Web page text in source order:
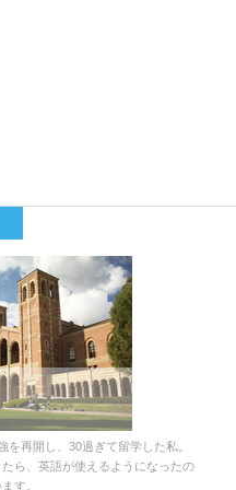
を再開し、30過ぎて留学した私。
たら、英語が使えるようになったの
す。